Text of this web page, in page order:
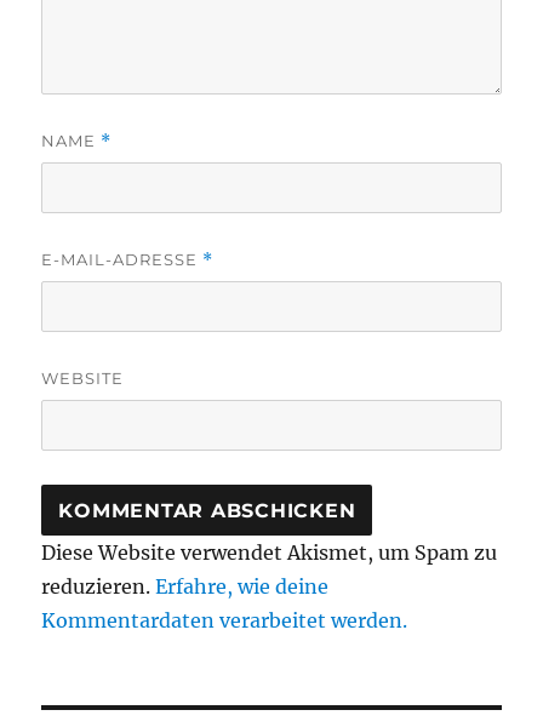
NAME *
E-MAIL-ADRESSE *
WEBSITE
Diese Website verwendet Akismet, um Spam zu
reduzieren.Erfahre, wie deine
Kommentardaten verarbeitet werden.